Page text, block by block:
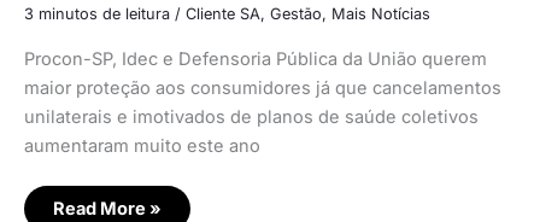
3 minutos de leitura / Cliente SA, Gestão, Mais Notícias
Procon-SP, Idec e Defensoria Pública da União querem
maior proteção aos consumidores já que cancelamentos
unilaterais e imotivados de planos de saúde coletivos
aumentaram muito este ano
Read More »